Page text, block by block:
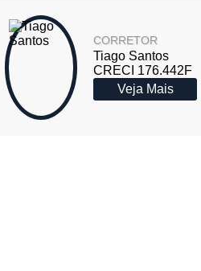
CORRETOR
Tiago Santos
CRECI 176.442F
Veja Mais